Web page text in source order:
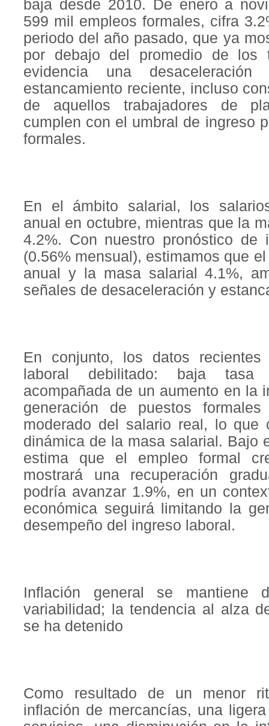
baja desde 2010. De enero a
599 mil empleos formales, cifra
periodo del año pasado, que ya
por debajo del promedio de los
evidencia una
estancamiento reciente, incluso
de aquellos trabajadores de
cumplen con el umbral de ingreso
formales.
En el ámbito salarial, los
anual en octubre, mientras que la
4.2%. Con nuestro pronóstico de
(0.56% mensual), estimamos que
anual y la masa salarial 4.1%,
señales de desaceleración y
En conjunto, los datos
laboral debilitado: baja
acompañada de un aumento en la
generación de puestos
moderado del salario real, lo que
dinámica de la masa salarial. Bajo
estima que el empleo formal
mostrará una recuperación
podría avanzar 1.9%, en un
económica seguirá limitando la
desempeño del ingreso laboral.
Inflación general se mantiene
variabilidad; la tendencia al alza
se ha detenido
Como resultado de un menor
inflación de mercancías, una